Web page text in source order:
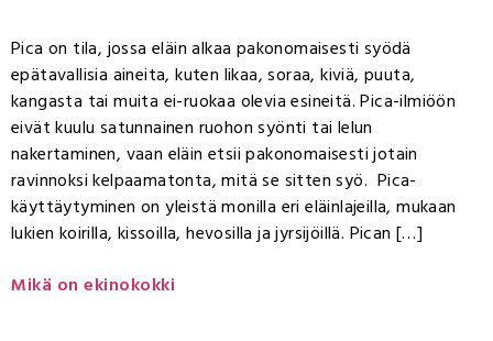
Pica on tila, jossa eläin alkaa pakonomaisesti syödä
epätavallisia aineita, kuten likaa, soraa, kiviä, puuta,
kangasta tai muita ei-ruokaa olevia esineitä. Pica-ilmiöön
eivät kuulu satunnainen ruohon syönti tai lelun
nakertaminen, vaan eläin etsii pakonomaisesti jotain
ravinnoksi kelpaamatonta, mitä se sitten syö. Pica-
käyttäytyminen on yleistä monilla eri eläinlajeilla, mukaan
lukien koirilla, kissoilla, hevosilla ja jyrsijöillä. Pican […]
Mikä on ekinokokki